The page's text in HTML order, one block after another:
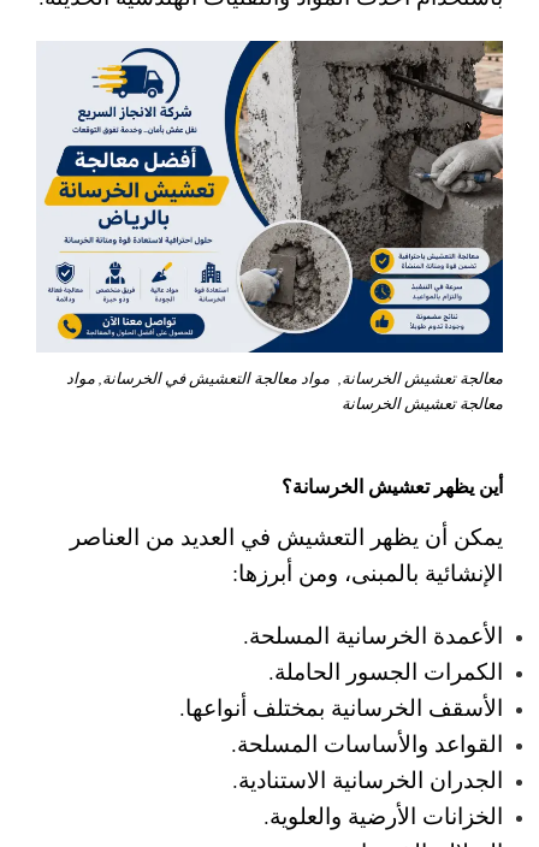
معالجة تعشيش الخرسانة, مواد معالجة التعشيش في الخرسانة, مواد
معالجة تعشيش الخرسانة
أين يظهر تعشيش الخرسانة؟
يمكن أن يظهر التعشيش في العديد من العناصر
الإنشائية بالمبنى، ومن أبرزها:
الأعمدة الخرسانية المسلحة.
الكمرات الجسور الحاملة.
الأسقف الخرسانية بمختلف أنواعها.
القواعد والأساسات المسلحة.
الجدران الخرسانية الاستنادية.
الخزانات الأرضية والعلوية.